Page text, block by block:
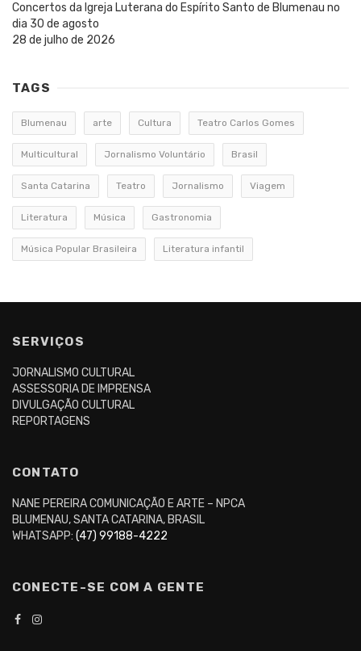
Concertos da Igreja Luterana do Espírito Santo de Blumenau no
dia 30 de agosto
28 de julho de 2026
TAGS
Blumenau arte Cultura Teatro Carlos Gomes
Multicultural Jornalismo Voluntário Brasil
Santa Catarina Teatro Jornalismo Viagem
Literatura Música Gastronomia
Música Popular Brasileira Literatura infantil
SERVIÇOS
JORNALISMO CULTURAL
ASSESSORIA DE IMPRENSA
DIVULGAÇÃO CULTURAL
REPORTAGENS
CONTATO
NANE PEREIRA COMUNICAÇÃO E ARTE – NPCA
BLUMENAU, SANTA CATARINA, BRASIL
WHATSAPP: (47) 99188-4222
CONECTE-SE COM A GENTE